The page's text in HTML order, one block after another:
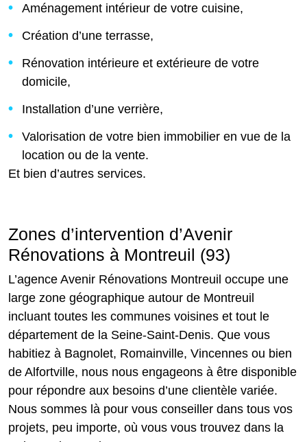
Aménagement intérieur de votre cuisine,
Création d’une terrasse,
Rénovation intérieure et extérieure de votre
domicile,
Installation d’une verrière,
Valorisation de votre bien immobilier en vue de la
location ou de la vente.
Et bien d’autres services.
Zones d’intervention d’Avenir
Rénovations à Montreuil (93)
L’agence Avenir Rénovations Montreuil occupe une
large zone géographique autour de Montreuil
incluant toutes les communes voisines et tout le
département de la Seine-Saint-Denis. Que vous
habitiez à Bagnolet, Romainville, Vincennes ou bien
de Alfortville, nous nous engageons à être disponible
pour répondre aux besoins d’une clientèle variée.
Nous sommes là pour vous conseiller dans tous vos
projets, peu importe, où vous vous trouvez dans la